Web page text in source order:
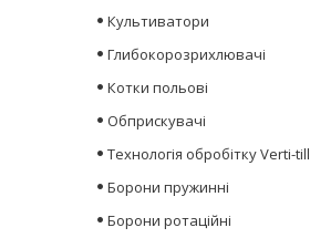
Культиватори
Глибокорозрихлювачі
Котки польові
Обприскувачі
Технологія обробітку Verti-till
Борони пружинні
Борони ротаційні